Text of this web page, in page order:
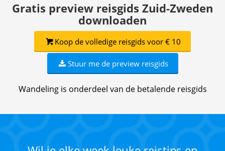
Gratis preview reisgids Zuid-Zweden
downloaden
Koop de volledige reisgids voor € 10
Stuur me de preview reisgids
Wandeling is onderdeel van de betalende reisgids